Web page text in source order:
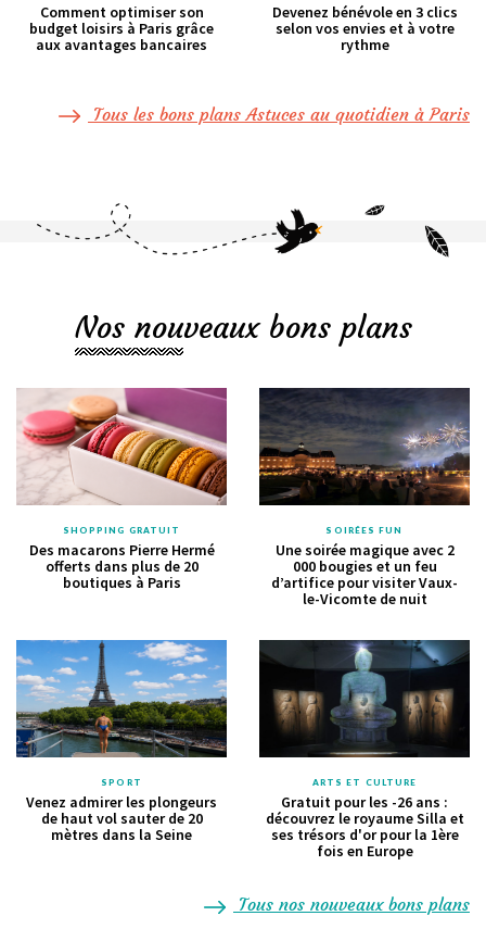
Comment optimiser son
budget loisirs à Paris grâce
aux avantages bancaires
Devenez bénévole en 3 clics
selon vos envies et à votre
rythme
Tous les bons plans Astuces au quotidien à Paris
Nos nouveaux bons plans
SHOPPING GRATUIT
Des macarons Pierre Hermé
offerts dans plus de 20
boutiques à Paris
SOIRÉES FUN
Une soirée magique avec 2
000 bougies et un feu
d’artifice pour visiter Vaux-
le-Vicomte de nuit
SPORT
Venez admirer les plongeurs
de haut vol sauter de 20
mètres dans la Seine
ARTS ET CULTURE
Gratuit pour les -26 ans :
découvrez le royaume Silla et
ses trésors d'or pour la 1ère
fois en Europe
Tous nos nouveaux bons plans